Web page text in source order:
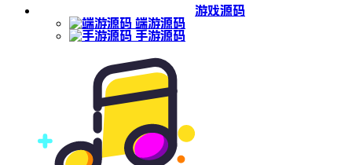
游戏源码
端游源码
手游源码